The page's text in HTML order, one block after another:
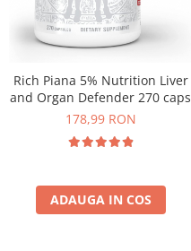
Rich Piana 5% Nutrition Liver
and Organ Defender 270 caps
178,99 RON
ADAUGA IN COS